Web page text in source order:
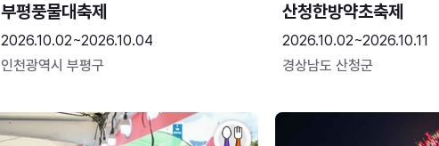
부평풍물대축제
2026.10.02~2026.10.04
인천광역시 부평구
산청한방약초축제
2026.10.02~2026.10.11
경상남도 산청군